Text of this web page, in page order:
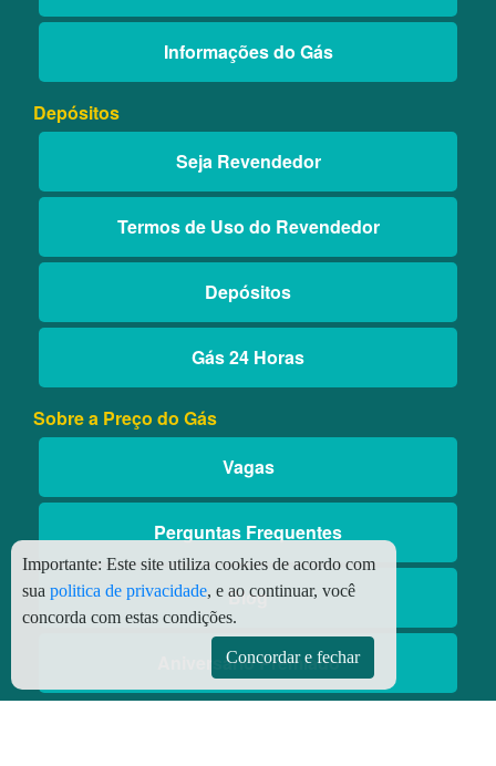
Informações do Gás
Depósitos
Seja Revendedor
Termos de Uso do Revendedor
Depósitos
Gás 24 Horas
Sobre a Preço do Gás
Vagas
Perguntas Frequentes
Blog
Aniversário Premiado
Importante: Este site utiliza cookies de acordo com
sua politica de privacidade, e ao continuar, você
concorda com estas condições.
Concordar e fechar